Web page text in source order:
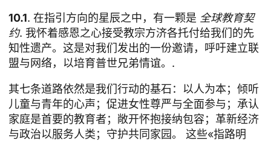
10.1. 在指引方向的星辰之中，有一颗是 全球教育契
约. 我怀着感恩之心接受教宗方济各托付给我们的先
知性遗产。这是对我们发出的一份邀请，呼吁建立联
盟与网络，以培育普世兄弟情谊。.
其七条道路依然是我们行动的基石：以人为本；倾听
儿童与青年的心声；促进女性尊严与全面参与；承认
家庭是首要的教育者；敞开怀抱接纳包容；革新经济
与政治以服务人类；守护共同家园。 这些«指路明